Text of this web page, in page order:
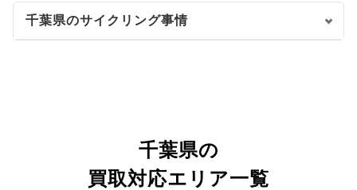
千葉県のサイクリング事情
千葉県の
買取対応エリア一覧